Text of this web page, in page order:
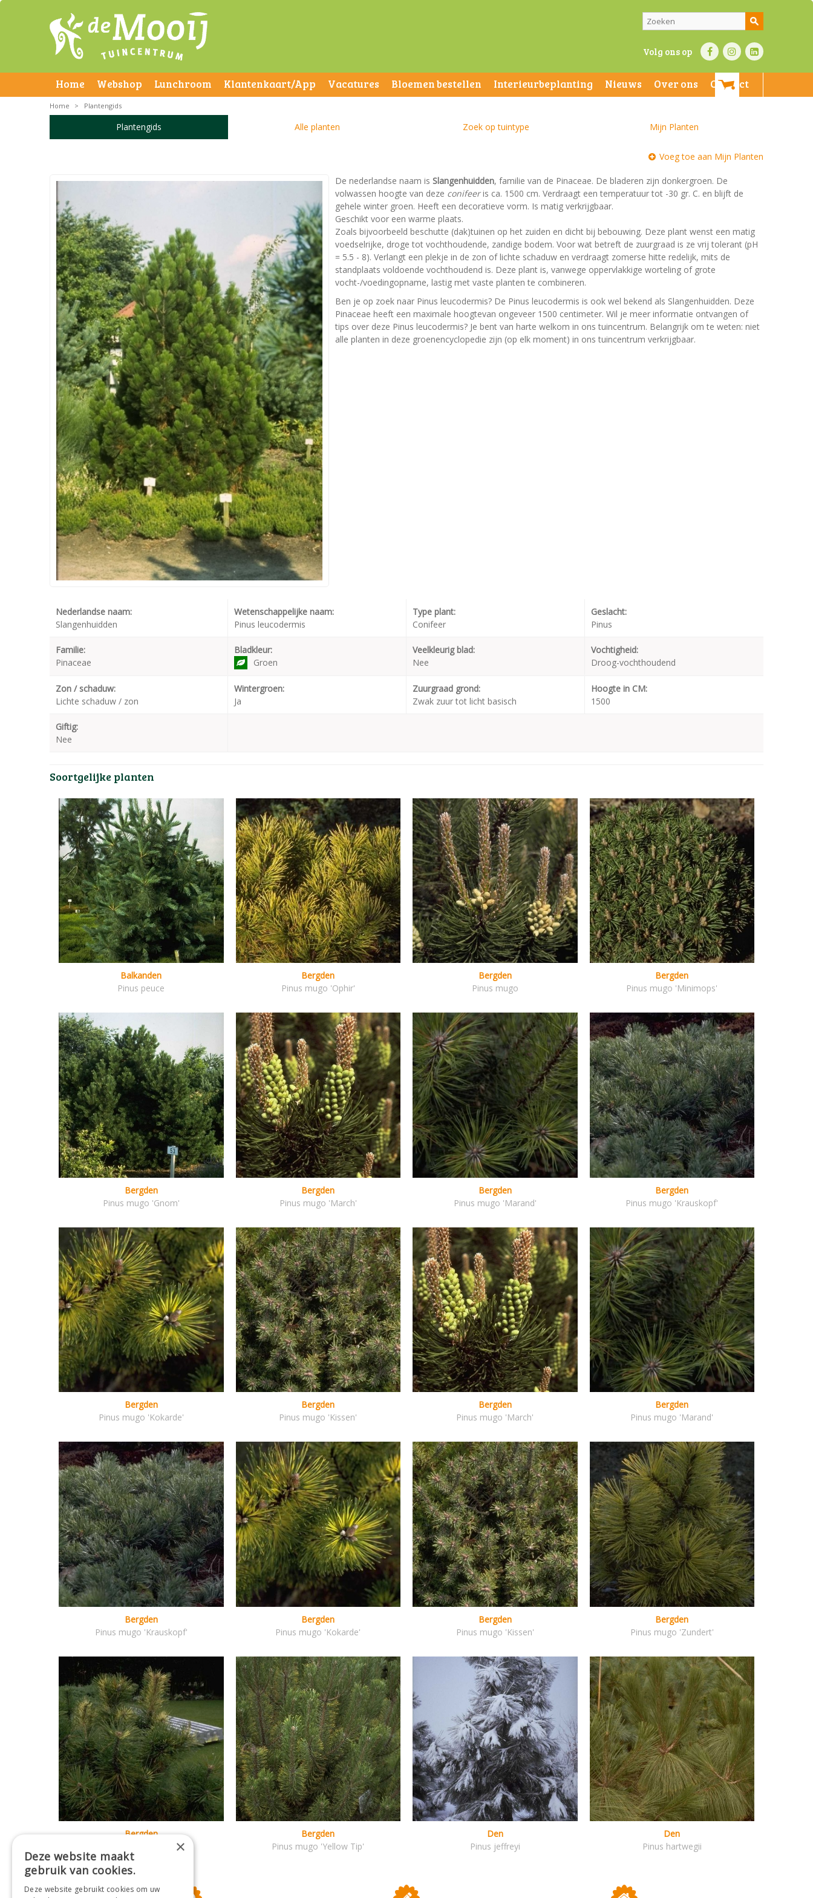
Volg ons op
Home Webshop Lunchroom Klantenkaart/App Vacatures Bloemen bestellen Interieurbeplanting Nieuws Over ons Contact
Home > Plantengids
Plantengids Alle planten Zoek op tuintype Mijn Planten
Voeg toe aan Mijn Planten
De nederlandse naam is Slangenhuidden, familie van de Pinaceae. De bladeren zijn donkergroen. De
volwassen hoogte van deze conifeeris ca. 1500 cm. Verdraagt een temperatuur tot -30 gr. C. en blijft de
gehele winter groen. Heeft een decoratieve vorm. Is matig verkrijgbaar.
Geschikt voor een warme plaats.
Zoals bijvoorbeeld beschutte (dak)tuinen op het zuiden en dicht bij bebouwing. Deze plant wenst een matig
voedselrijke, droge tot vochthoudende, zandige bodem. Voor wat betreft de zuurgraad is ze vrij tolerant (pH
= 5.5 - 8). Verlangt een plekje in de zon of lichte schaduw en verdraagt zomerse hitte redelijk, mits de
standplaats voldoende vochthoudend is. Deze plant is, vanwege oppervlakkige worteling of grote
vocht-/voedingopname, lastig met vaste planten te combineren.
Ben je op zoek naar Pinus leucodermis? De Pinus leucodermis is ook wel bekend als Slangenhuidden. Deze
Pinaceae heeft een maximale hoogtevan ongeveer 1500 centimeter. Wil je meer informatie ontvangen of
tips over deze Pinus leucodermis? Je bent van harte welkom in ons tuincentrum. Belangrijk om te weten: niet
alle planten in deze groenencyclopedie zijn (op elk moment) in ons tuincentrum verkrijgbaar.
Nederlandse naam:
Slangenhuidden
Wetenschappelijke naam:
Pinus leucodermis
Type plant:
Conifeer
Geslacht:
Pinus
Familie:
Pinaceae
Bladkleur:
Groen
Veelkleurig blad:
Nee
Vochtigheid:
Droog-vochthoudend
Zon / schaduw:
Lichte schaduw / zon
Wintergroen:
Ja
Zuurgraad grond:
Zwak zuur tot licht basisch
Hoogte in CM:
1500
Giftig:
Nee
Soortgelijke planten
Balkanden
Pinus peuce
Bergden
Pinus mugo 'Ophir'
Bergden
Pinus mugo
Bergden
Pinus mugo 'Minimops'
Bergden
Pinus mugo 'Gnom'
Bergden
Pinus mugo 'March'
Bergden
Pinus mugo 'Marand'
Bergden
Pinus mugo 'Krauskopf'
Bergden
Pinus mugo 'Kokarde'
Bergden
Pinus mugo 'Kissen'
Bergden
Pinus mugo 'March'
Bergden
Pinus mugo 'Marand'
Bergden
Pinus mugo 'Krauskopf'
Bergden
Pinus mugo 'Kokarde'
Bergden
Pinus mugo 'Kissen'
Bergden
Pinus mugo 'Zundert'
Bergden
Pinus mugo 'De Lutte'
Bergden
Pinus mugo 'Yellow Tip'
Den
Pinus jeffreyi
Den
Pinus hartwegii
×
Deze website maakt
gebruik van cookies.
Deze website gebruikt cookies om uw